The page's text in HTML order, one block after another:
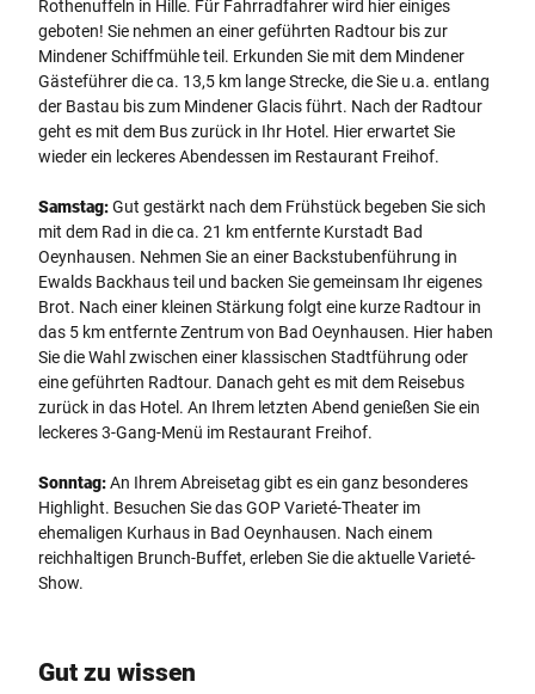
Rothenuffeln in Hille. Für Fahrradfahrer wird hier einiges
geboten! Sie nehmen an einer geführten Radtour bis zur
Mindener Schiffmühle teil. Erkunden Sie mit dem Mindener
Gästeführer die ca. 13,5 km lange Strecke, die Sie u.a. entlang
der Bastau bis zum Mindener Glacis führt. Nach der Radtour
geht es mit dem Bus zurück in Ihr Hotel. Hier erwartet Sie
wieder ein leckeres Abendessen im Restaurant Freihof.
Samstag:Gut gestärkt nach dem Frühstück begeben Sie sich
mit dem Rad in die ca. 21 km entfernte Kurstadt Bad
Oeynhausen. Nehmen Sie an einer Backstubenführung in
Ewalds Backhaus teil und backen Sie gemeinsam Ihr eigenes
Brot. Nach einer kleinen Stärkung folgt eine kurze Radtour in
das 5 km entfernte Zentrum von Bad Oeynhausen. Hier haben
Sie die Wahl zwischen einer klassischen Stadtführung oder
eine geführten Radtour. Danach geht es mit dem Reisebus
zurück in das Hotel. An Ihrem letzten Abend genießen Sie ein
leckeres 3-Gang-Menü im Restaurant Freihof.
Sonntag:An Ihrem Abreisetag gibt es ein ganz besonderes
Highlight. Besuchen Sie das GOP Varieté-Theater im
ehemaligen Kurhaus in Bad Oeynhausen. Nach einem
reichhaltigen Brunch-Buffet, erleben Sie die aktuelle Varieté-
Show.
Gut zu wissen